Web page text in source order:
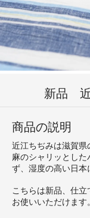
新品
商品の説明
近江ちぢみは滋賀県
麻のシャリッとし
ず、湿度の高い日本
こちらは新品、仕
お使いいただけます。